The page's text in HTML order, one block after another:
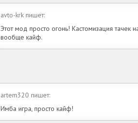
avto-krk пишет:
Этот мод просто огонь! Кастомизация тачек
вообще кайф.
artem320 пишет:
Имба игра, просто кайф!